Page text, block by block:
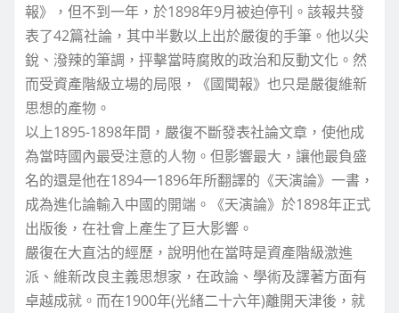
報》，但不到一年，於1898年9月被迫停刊。該報共發
表了42篇社論，其中半數以上出於嚴復的手筆。他以尖
銳、潑辣的筆調，抨擊當時腐敗的政治和反動文化。然
而受資產階級立場的局限，《國聞報》也只是嚴復維新
思想的產物。
以上1895-1898年間，嚴復不斷發表社論文章，使他成
為當時國內最受注意的人物。但影響最大，讓他最負盛
名的還是他在1894一1896年所翻譯的《天演論》一書，
成為進化論輸入中國的開端。《天演論》於1898年正式
出版後，在社會上產生了巨大影響。
嚴復在大直沽的經歷，說明他在當時是資產階級激進
派、維新改良主義思想家，在政論、學術及譯著方面有
卓越成就。而在1900年(光緒二十六年)離開天津後，就